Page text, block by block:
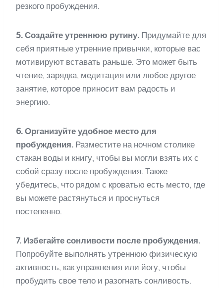
резкого пробуждения.
5. Создайте утреннюю рутину. Придумайте для
себя приятные утренние привычки, которые вас
мотивируют вставать раньше. Это может быть
чтение, зарядка, медитация или любое другое
занятие, которое приносит вам радость и
энергию.
6. Организуйте удобное место для
пробуждения. Разместите на ночном столике
стакан воды и книгу, чтобы вы могли взять их с
собой сразу после пробуждения. Также
убедитесь, что рядом с кроватью есть место, где
вы можете растянуться и проснуться
постепенно.
7. Избегайте сонливости после пробуждения.
Попробуйте выполнять утреннюю физическую
активность, как упражнения или йогу, чтобы
пробудить свое тело и разогнать сонливость.